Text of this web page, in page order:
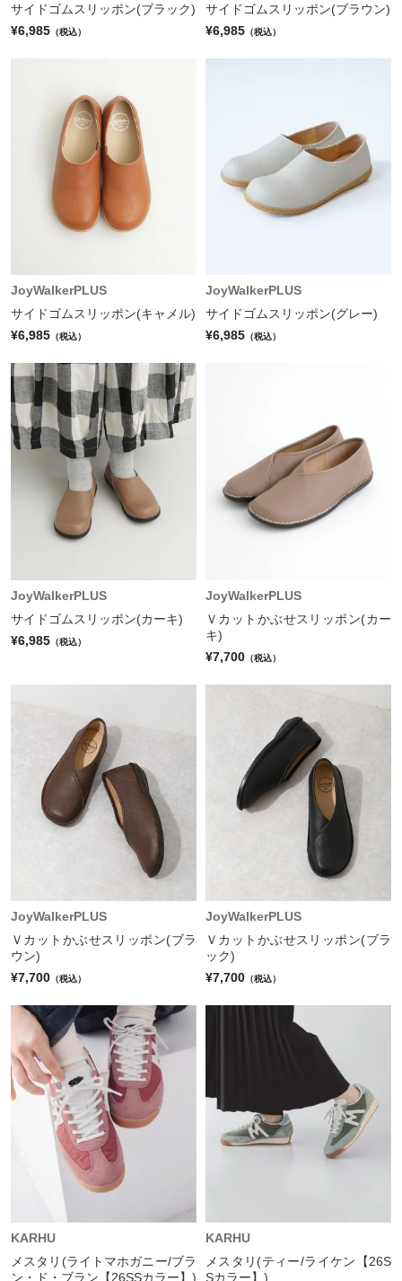
サイドゴムスリッポン(ブラック)
¥6,985 （税込）
サイドゴムスリッポン(ブラウン)
¥6,985 （税込）
JoyWalkerPLUS
サイドゴムスリッポン(キャメル)
¥6,985 （税込）
JoyWalkerPLUS
サイドゴムスリッポン(グレー)
¥6,985 （税込）
JoyWalkerPLUS
サイドゴムスリッポン(カーキ)
¥6,985 （税込）
JoyWalkerPLUS
Ｖカットかぶせスリッポン(カー
キ)
¥7,700 （税込）
JoyWalkerPLUS
Ｖカットかぶせスリッポン(ブラ
ウン)
¥7,700 （税込）
JoyWalkerPLUS
Ｖカットかぶせスリッポン(ブラ
ック)
¥7,700 （税込）
KARHU
メスタリ(ライトマホガニー/ブラ
ン・ド・ブラン【26SSカラー】)
KARHU
メスタリ(ティー/ライケン【26S
Sカラー】)